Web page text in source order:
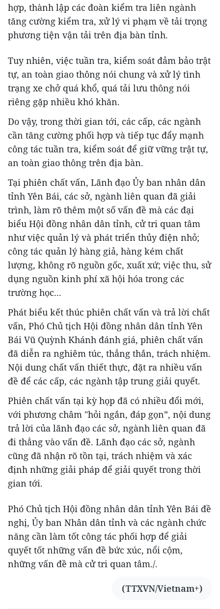
hợp, thành lập các đoàn kiểm tra liên ngành
tăng cường kiểm tra, xử lý vi phạm về tải trọng
phương tiện vận tải trên địa bàn tỉnh.
Tuy nhiên, việc tuần tra, kiểm soát đảm bảo trật
tự, an toàn giao thông nói chung và xử lý tình
trạng xe chở quá khổ, quá tải lưu thông nói
riêng gặp nhiều khó khăn.
Do vậy, trong thời gian tới, các cấp, các ngành
cần tăng cường phối hợp và tiếp tục đẩy mạnh
công tác tuần tra, kiểm soát để giữ vững trật tự,
an toàn giao thông trên địa bàn.
Tại phiên chất vấn, Lãnh đạo Ủy ban nhân dân
tỉnh Yên Bái, các sở, ngành liên quan đã giải
trình, làm rõ thêm một số vấn đề mà các đại
biểu Hội đồng nhân dân tỉnh, cử tri quan tâm
như việc quản lý và phát triển thủy điện nhỏ;
công tác quản lý hàng giả, hàng kém chất
lượng, không rõ nguồn gốc, xuất xứ; việc thu, sử
dụng nguồn kinh phí xã hội hóa trong các
trường học...
Phát biểu kết thúc phiên chất vấn và trả lời chất
vấn, Phó Chủ tịch Hội đồng nhân dân tỉnh Yên
Bái Vũ Quỳnh Khánh đánh giá, phiên chất vấn
đã diễn ra nghiêm túc, thẳng thắn, trách nhiệm.
Nội dung chất vấn thiết thực, đặt ra nhiều vấn
đề để các cấp, các ngành tập trung giải quyết.
Phiên chất vấn tại kỳ họp đã có nhiều đổi mới,
với phương châm "hỏi ngắn, đáp gọn”, nội dung
trả lời của lãnh đạo các sở, ngành liên quan đã
đi thẳng vào vấn đề. Lãnh đạo các sở, ngành
cũng đã nhận rõ tồn tại, trách nhiệm và xác
định những giải pháp để giải quyết trong thời
gian tới.
Phó Chủ tịch Hội đồng nhân dân tỉnh Yên Bái đề
nghị, Ủy ban Nhân dân tỉnh và các ngành chức
năng cần làm tốt công tác phối hợp để giải
quyết tốt những vấn đề bức xúc, nổi cộm,
những vấn đề mà cử tri quan tâm./.
(TTXVN/Vietnam+)